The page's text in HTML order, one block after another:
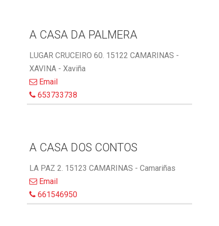
A CASA DA PALMERA
LUGAR CRUCEIRO 60. 15122 CAMARINAS -
XAVINA - Xaviña
Email
653733738
A CASA DOS CONTOS
LA PAZ 2. 15123 CAMARINAS - Camariñas
Email
661546950